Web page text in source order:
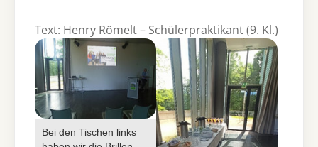
Bei den Tischen links
Text: Henry Römelt – Schülerpraktikant (9. Kl.)